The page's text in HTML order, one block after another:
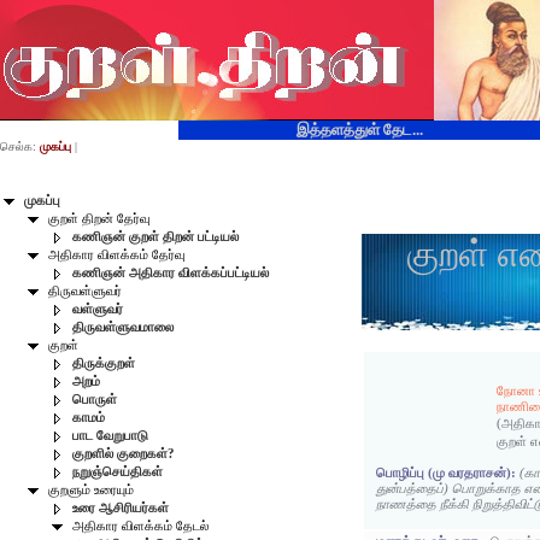
இத்தளத்துள் தேட...
முகப்பு
குறள் திறன் தேர்வு
கணிஞன் குறள் திறன் பட்டியல்
அதிகார விளக்கம் தேர்வு
கணிஞன் அதிகார விளக்கப்பட்டியல்
திருவள்ளுவர்
வள்ளுவர்
திருவள்ளுவமாலை
குறள்
திருக்குறள்
அறம்
பொருள்
காமம்
பாட வேறுபாடு
குறளில் குறைகள்?
நறுஞ்செய்திகள்
குறளும் உரையும்
உரை ஆசிரியர்கள்
அதிகார விளக்கம் தேடல்
செல்க: முகப்பு |
குறள்
நோனா
குறள்
பொழிப்பு (மு வரதராசன்):
துன்பத்தைப்) பொறுக்காத என்
நாணத்தை நீக்கி